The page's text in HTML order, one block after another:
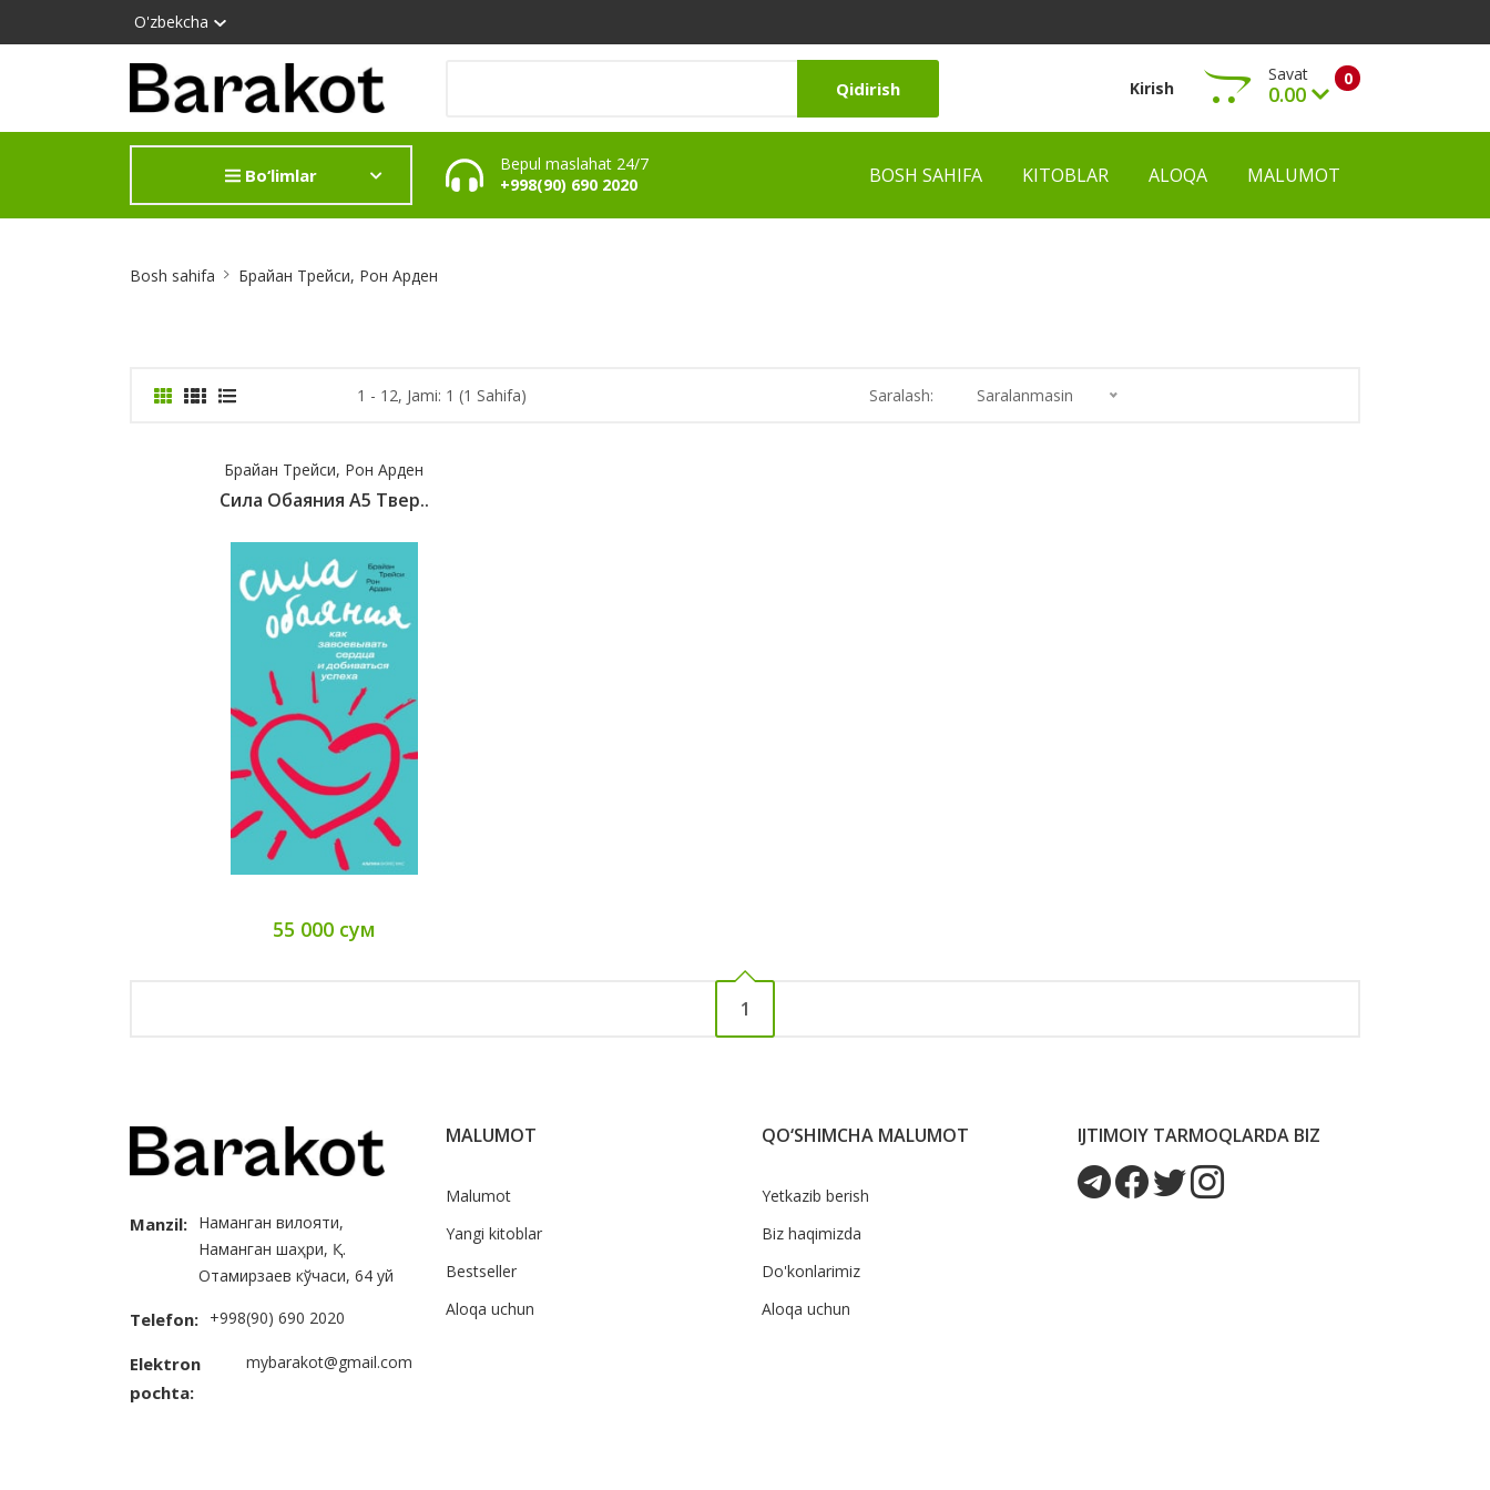
O'zbekcha
Qidirish Kirish 0
Savat
0.00
Ko‘rish
Bo‘limlar
Bepul maslahat 24/7
+998(90) 690 2020
BOSH SAHIFA KITOBLAR ALOQA MALUMOT
Bosh sahifa Брайан Трейси, Рон Арден
1 - 12, Jami: 1 (1 Sahifa) Saralash: Saralanmasin
Брайан Трейси, Рон Арден
Сила Обаяния А5 Твер..
55 000 сум
1
Manzil: Наманган вилояти,
Наманган шаҳри, Қ.
Отамирзаев кўчаси, 64 уй
Telefon: +998(90) 690 2020
Elektron
pochta:
mybarakot@gmail.com
MALUMOT
Malumot
Yangi kitoblar
Bestseller
Aloqa uchun
QO‘SHIMCHA MALUMOT
Yetkazib berish
Biz haqimizda
Do'konlarimiz
Aloqa uchun
IJTIMOIY TARMOQLARDA BIZ